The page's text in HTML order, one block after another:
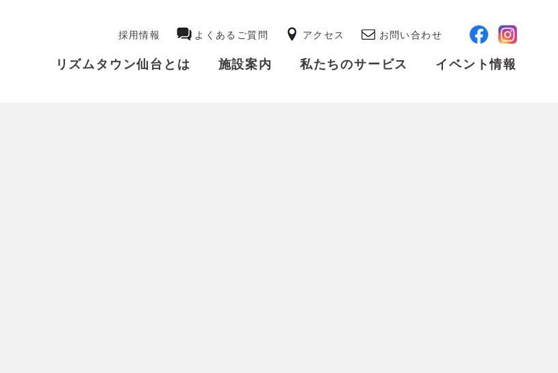
採用情報 よくあるご質問 アクセス お問い合わせ
リズムタウン仙台とは 施設案内 私たちのサービス イベント情報